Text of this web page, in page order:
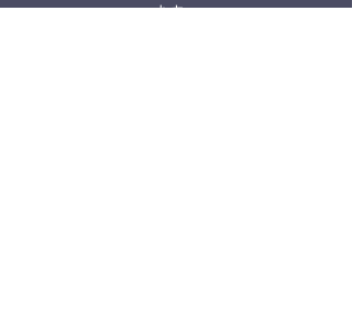
ます。